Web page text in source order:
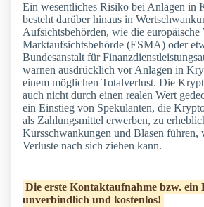
Ein wesentliches Risiko bei Anlagen in
besteht darüber hinaus in
Aufsichtsbehörden, wie die europäische
Marktaufsichtsbehörde (ESMA) oder
Bundesanstalt für
warnen ausdrücklich vor Anlagen in
einem möglichen Totalverlust. Die
auch nicht durch einen realen Wert
ein Einstieg von Spekulanten, die
als Zahlungsmittel erwerben, zu
Kursschwankungen und Blasen führen,
Verluste nach sich ziehen kann.
Die erste Kontaktaufnahme bzw. ein
unverbindlich und kostenlos!